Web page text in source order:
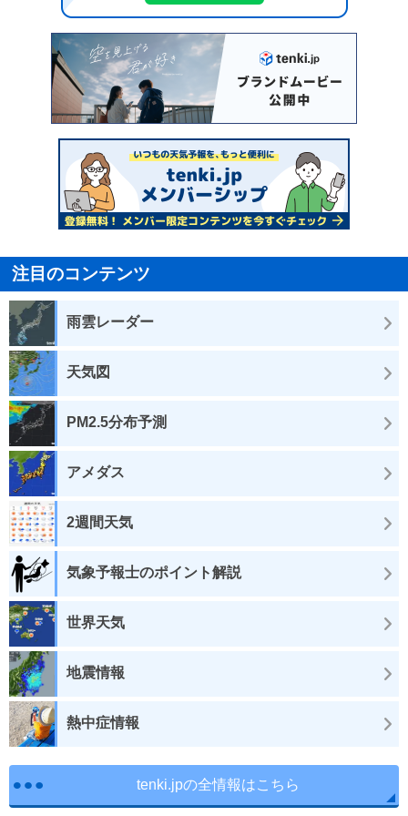
注目のコンテンツ
雨雲レーダー
天気図
PM2.5分布予測
アメダス
2週間天気
気象予報士のポイント解説
世界天気
地震情報
熱中症情報
tenki.jpの全情報はこちら